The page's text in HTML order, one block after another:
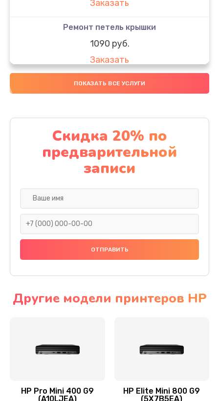
Заказать
Ремонт петель крышки
1090 руб.
Заказать
Замена вебкамеры
Заказать
Установка драйверов
1000 руб.
Заказать
Восстановление данных
ПОКАЗАТЬ ВСЕ УСЛУГИ
Скидка 20% по
предварительной
записи
Другие модели принтеров HP
HP Pro Mini 400 G9
(A10LJEA)
HP Elite Mini 800 G9
(5X7B5EA)